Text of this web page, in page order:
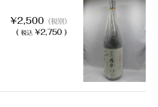
¥2,500 （税別）
( 税込 ¥2,750 )